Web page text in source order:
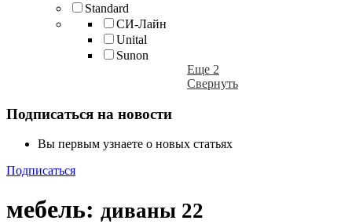
Standard
СИ-Лайн
Unital
Sunon
Еще 2
Свернуть
Подписаться на новости
Вы первым узнаете о новых статьях
Подписаться
мебель: диваны 22